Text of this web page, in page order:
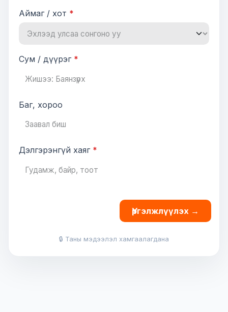
Аймаг / хот *
Сум / дүүрэг *
Баг, хороо
Дэлгэрэнгүй хаяг *
Үргэлжлүүлэх →
🔒 Таны мэдээлэл хамгаалагдана